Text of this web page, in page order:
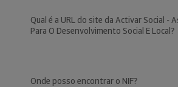
Qual é a URL do site da Activar Social -
Para O Desenvolvimento Social E Local?
Onde posso encontrar o NIF?